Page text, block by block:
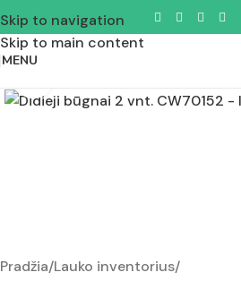
Skip to navigation
Skip to main content
MENU
Pradžia/Lauko inventorius/